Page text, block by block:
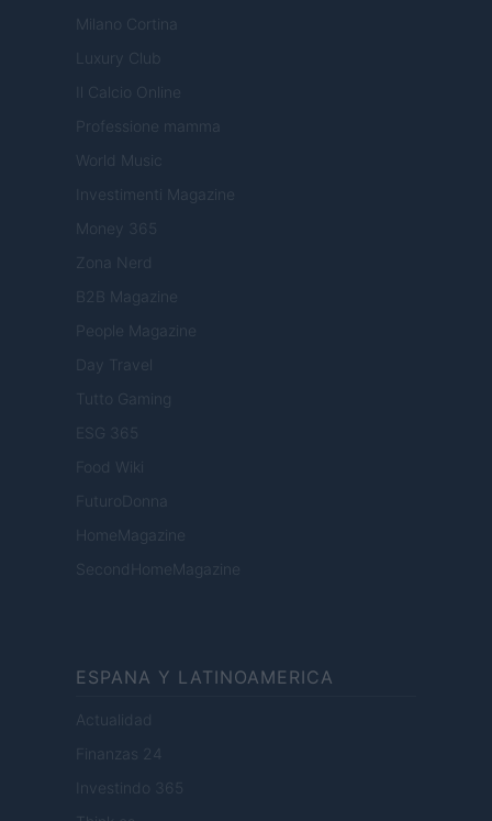
Milano Cortina
Luxury Club
Il Calcio Online
Professione mamma
World Music
Investimenti Magazine
Money 365
Zona Nerd
B2B Magazine
People Magazine
Day Travel
Tutto Gaming
ESG 365
Food Wiki
FuturoDonna
HomeMagazine
SecondHomeMagazine
ESPANA Y LATINOAMERICA
Actualidad
Finanzas 24
Investindo 365